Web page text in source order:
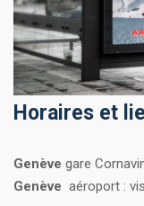
Horaires et
Genève gare
Genève aéroport :